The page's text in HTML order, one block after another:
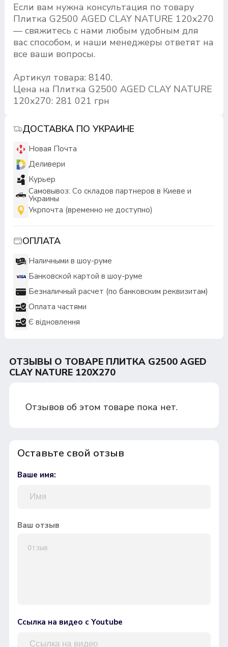
Если вам нужна консультация по товару
Плитка G2500 AGED CLAY NATURE 120x270
— свяжитесь с нами любым удобным для
вас способом, и наши менеджеры ответят на
все ваши вопросы.
Артикул товара: 8140.
Цена на Плитка G2500 AGED CLAY NATURE
120x270: 281 021 грн
ДОСТАВКА ПО УКРАИНЕ
Новая Почта
Деливери
Курьер
Самовывоз: Со складов партнеров в Киеве и
Украины
Укрпочта (временно не доступно)
ОПЛАТА
Наличными в шоу-руме
Банковской картой в шоу-руме
Безналичный расчет (по банковским реквизитам)
Оплата частями
Є відновлення
ОТЗЫВЫ О ТОВАРЕ ПЛИТКА G2500 AGED
CLAY NATURE 120X270
Отзывов об этом товаре пока нет.
Оставьте свой отзыв
Ваше имя:
Ваш отзыв
Ссылка на видео с Youtube